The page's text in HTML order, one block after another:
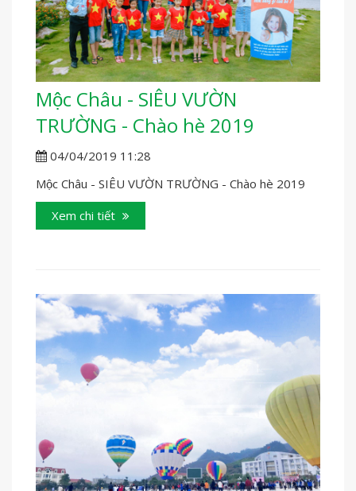
Mộc Châu - SIÊU VƯỜN
TRƯỜNG - Chào hè 2019
04/04/2019 11:28
Mộc Châu - SIÊU VƯỜN TRƯỜNG - Chào hè 2019
Xem chi tiết